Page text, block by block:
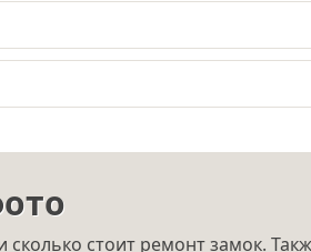
стоит ремонт замок.